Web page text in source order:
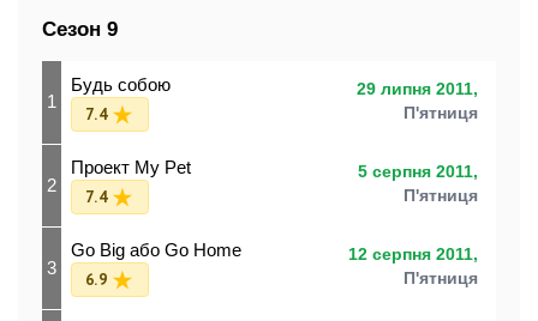
Сезон 9
1
Будь собою
7.4
29 липня 2011,
П'ятниця
2
Проект My Pet
7.4
5 серпня 2011,
П'ятниця
3
Go Big або Go Home
6.9
12 серпня 2011,
П'ятниця